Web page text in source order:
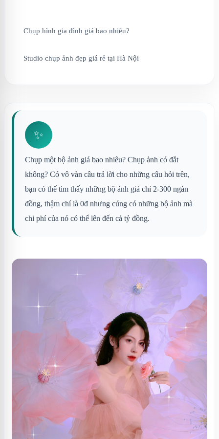
Chụp hình gia đình giá bao nhiêu?
Studio chụp ảnh đẹp giá rẻ tại Hà Nội
✨
Chụp một bộ ảnh giá bao nhiêu? Chụp ảnh có đắt
không? Có vô vàn câu trả lời cho những câu hỏi trên,
bạn có thể tìm thấy những bộ ảnh giá chỉ 2-300 ngàn
đồng, thậm chí là 0đ nhưng cúng có những bộ ảnh mà
chi phí của nó có thể lên đến cả tỷ đồng.